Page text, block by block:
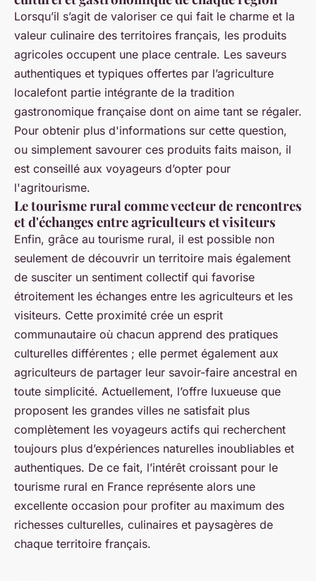
Lorsqu’il s’agit de valoriser ce qui fait le charme et la
valeur culinaire des territoires français, les produits
agricoles occupent une place centrale. Les saveurs
authentiques et typiques offertes par l’agriculture
localefont partie intégrante de la tradition
gastronomique française dont on aime tant se régaler.
Pour obtenir plus d'informations sur cette question,
ou simplement savourer ces produits faits maison, il
est conseillé aux voyageurs d’opter pour
l'agritourisme.
Le tourisme rural comme vecteur de rencontres
et d'échanges entre agriculteurs et visiteurs
Enfin, grâce au tourisme rural, il est possible non
seulement de découvrir un territoire mais également
de susciter un sentiment collectif qui favorise
étroitement les échanges entre les agriculteurs et les
visiteurs. Cette proximité crée un esprit
communautaire où chacun apprend des pratiques
culturelles différentes ; elle permet également aux
agriculteurs de partager leur savoir-faire ancestral en
toute simplicité. Actuellement, l’offre luxueuse que
proposent les grandes villes ne satisfait plus
complètement les voyageurs actifs qui recherchent
toujours plus d’expériences naturelles inoubliables et
authentiques. De ce fait, l’intérêt croissant pour le
tourisme rural en France représente alors une
excellente occasion pour profiter au maximum des
richesses culturelles, culinaires et paysagères de
chaque territoire français.